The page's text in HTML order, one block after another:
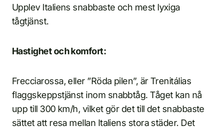
Upplev Italiens snabbaste och mest lyxiga
tågtjänst.
Hastighet och komfort:
Frecciarossa, eller ”Röda pilen”, är Trenitálias
flaggskeppstjänst inom snabbtåg. Tåget kan nå
upp till 300 km/h, vilket gör det till det snabbaste
sättet att resa mellan Italiens stora städer. Det